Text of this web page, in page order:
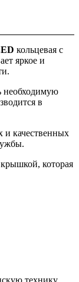
кольцевая с
яркое и
необходимую
в
и качественных
которая
технику